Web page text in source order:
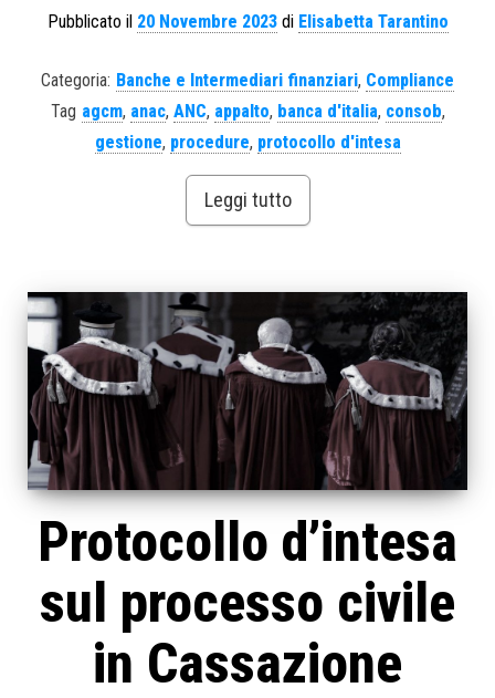
Pubblicato il 20 Novembre 2023di Elisabetta Tarantino
Categoria: Banche e Intermediari finanziari, Compliance
Tag agcm, anac, ANC, appalto, banca d'italia, consob,
gestione, procedure, protocollo d'intesa
Leggi tutto
Protocollo d’intesa
sul processo civile
in Cassazione